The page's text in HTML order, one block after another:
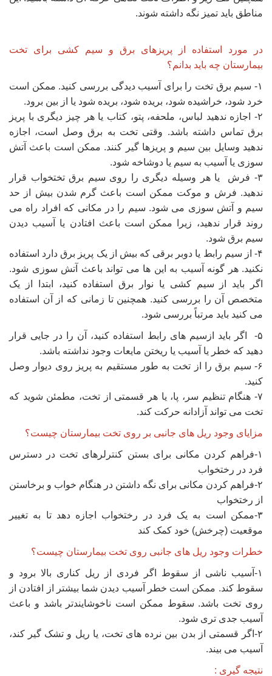
مناطق باید تمیز نگه داشته شوند.
در مورد استفاده از پریزهای برق و سیم کشی برای تخت
بیمارستان چه باید بدانم؟
۱- سیم برق تخت را برای آسیب دیدگی بررسی کنید. ممکن است
خرد شود، خراشیده شود، بریده شود، بریده شود یا از بین برود.
۲- اجازه ندهید لباس، ملحفه، پتو، کتاب یا هر چیز دیگری با پریز
برق تماس داشته باشد. وقتی تخت به برق وصل است، اجازه
ندهید وسایل بین سیم و پریزها گیر کنند. ممکن است باعث آتش
سوزی یا آسیب به سیم یا دوشاخه شود.
۳- فرش یا هر وسیله دیگری را روی سیم برق تختخواب قرار
ندهید. فرش و موکت ممکن است باعث گرم شدن بیش از حد
سیم و آتش سوزی می شود. سیم را در مکانی که افراد راه می
روند قرار ندهید، زیرا ممکن است باعث افتادن یا آسیب دیدن
سیم برق شود.
۴- از سیم رابط یا دوبر برقی که بیش از یک پریز برق دارد استفاده
نکنید. هر گونه آسیب به این ها می تواند باعث آتش سوزی شود.
اگر باید از سیم کشی یا نوار برق استفاده کنید، ابتدا از یک
متخصص آن را بررسی کنید. همچنین تا زمانی که از آن استفاده
می کنید باید مرتباً بررسی شود.
۵- اگر باید ازسیم های رابط استفاده کنید، آن را در جایی قرار
دهید که خطر یا آسیب یا ریختن مایعات وجود نداشته باشد.
۶- سیم برق را از تخت به طور مستقیم به پریز روی دیوار وصل
کنید.
۷- هنگام تنظیم سر، پا، یا هر قسمتی از تخت، مطمئن شوید که
تخت می تواند آزادانه حرکت کند.
مزایای وجود ریل های جانبی بر روی تخت بیمارستان چیست؟
۱-فراهم کردن مکانی برای بستن کنترلرهای تخت در دسترس
فرد در رختخواب
۲-فراهم کردن مکانی برای نگه داشتن در هنگام خواب و برخاستن
از رختخواب
۳-ممکن است به یک فرد در رختخواب اجازه دهد تا به تغییر
موقعیت (چرخش) خود کمک کند
خطرات وجود ریل های جانبی روی تخت بیمارستان چیست؟
۱-آسیب ناشی از سقوط اگر فردی از ریل کناری بالا برود و
سقوط کند. ممکن است خطر آسیب دیدن شما بیشتر از افتادن از
روی تخت باشد. سقوط ممکن است ناخوشایندتر باشد و باعث
آسیب جدی تری شود.
۲-اگر قسمتی از بدن بین نرده های تخت، یا ریل و تشک گیر کند،
آسیب می بیند.
نتیجه گیری :